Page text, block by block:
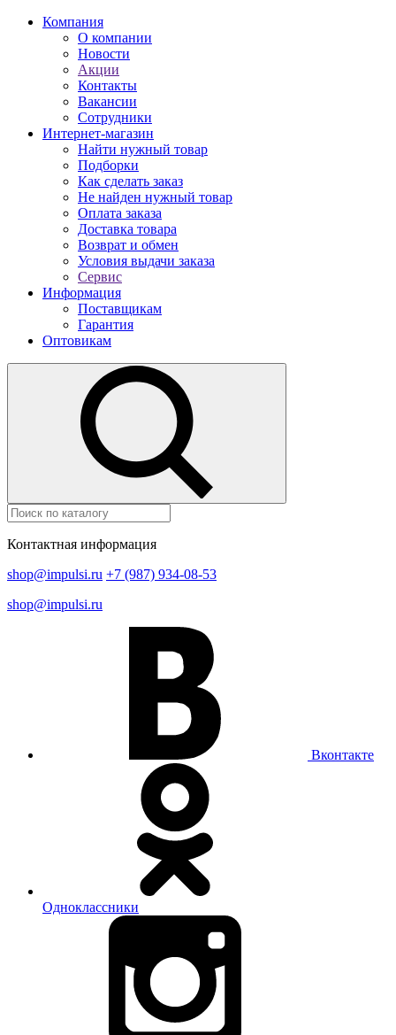
Компания
О компании
Новости
Акции
Контакты
Вакансии
Сотрудники
Интернет-магазин
Найти нужный товар
Подборки
Как сделать заказ
Не найден нужный товар
Оплата заказа
Доставка товара
Возврат и обмен
Условия выдачи заказа
Сервис
Информация
Поставщикам
Гарантия
Оптовикам
Контактная информация
shop@impulsi.ru +7 (987) 934-08-53
shop@impulsi.ru
Вконтакте
Одноклассники